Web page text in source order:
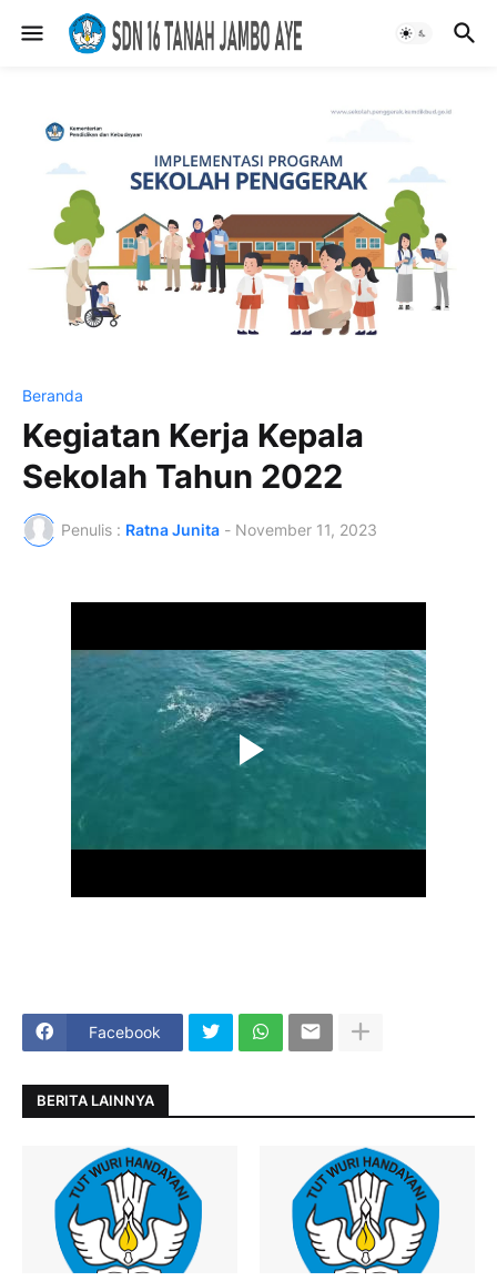
Beranda
Kegiatan Kerja Kepala
Sekolah Tahun 2022
Penulis : Ratna Junita - November 11, 2023
Facebook
BERITA LAINNYA